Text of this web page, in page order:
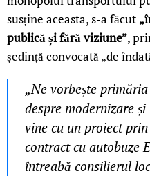
susține aceasta, s-a făcut
publică și fără viziune”,
ședință convocată „de
„Ne vorbește
despre modernizare
vine cu un proiect
contract cu autobuze
întreabă consilierul